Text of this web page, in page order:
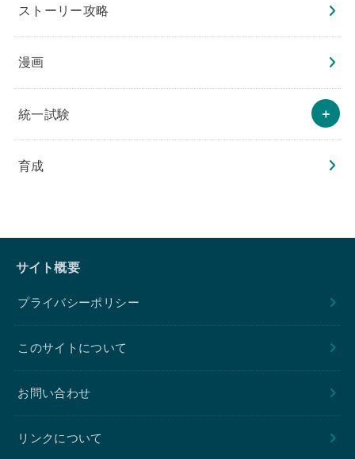
ストーリー攻略
漫画
統一試験
育成
サイト概要
プライバシーポリシー
このサイトについて
お問い合わせ
リンクについて